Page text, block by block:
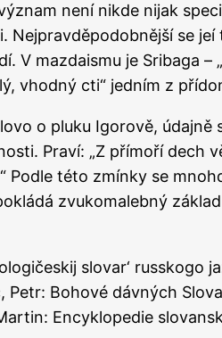
není nikde nijak
Nejpravděpodobnější se
V mazdaismu je Sribaga –
vhodný cti“ jedním z
o pluku Igorově,
Praví: „Z přímoří dech
Podle této zmínky se
zvukomalebný
slovar‘
Petr: Bohové dávných
Encyklopedie